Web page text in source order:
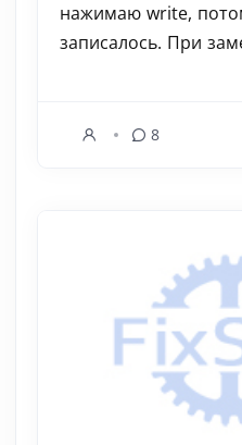
нажимаю write,
записалось. При
8